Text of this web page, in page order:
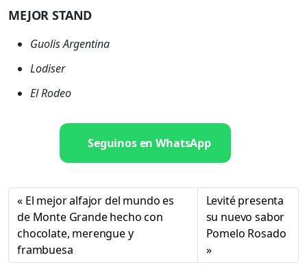
MEJOR STAND
Guolis Argentina
Lodiser
El Rodeo
Seguinos en WhatsApp
El mejor alfajor del mundo es
de Monte Grande hecho con
chocolate, merengue y
frambuesa
Levité presenta
su nuevo sabor
Pomelo Rosado